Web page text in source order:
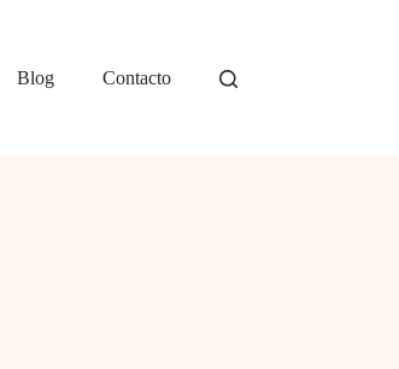
Blog Contacto